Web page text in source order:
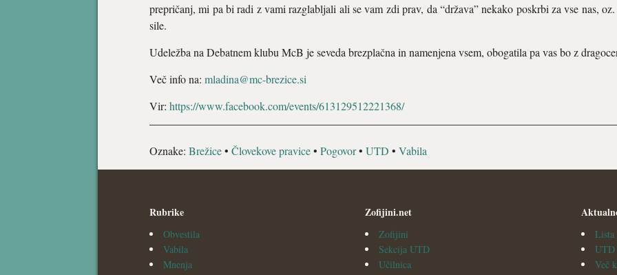
prepričanj, mi pa bi radi z vami razglabljali ali se vam zdi prav, da “država” nekako poskrbi za vse nas,
sile.
Udeležba na Debatnem klubu McB je seveda brezplačna in namenjena vsem, obogatila pa vas bo z
Več info na: mladina@mc-brezice.si
Vir: https://www.facebook.com/events/613129512221368/
Oznake: Brežice• Človekove pravice• Pogovor• UTD • Vabila
Rubrike
Obvestila
Vabila
Mnenja
Zofijini.net
Zofijini
Sekcija UTD
Učilnica
Lista
UTD
Več